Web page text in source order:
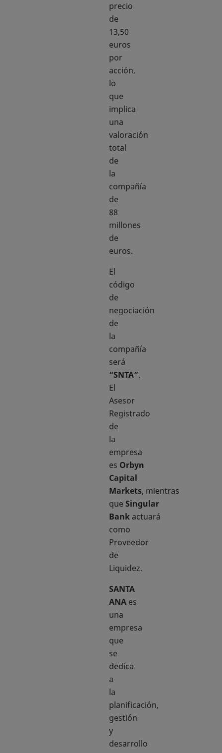
precio
de
13,50
euros
por
acción,
lo
que
implica
una
valoración
total
de
la
compañía
de
88
millones
de
euros.
El
código
de
negociación
de
la
compañía
será
“SNTA”.
El
Asesor
Registrado
de
la
empresa
es Orbyn
Capital
Markets, mientras
que Singular
Bankactuará
como
Proveedor
de
Liquidez.
SANTA
ANA es
una
empresa
que
se
dedica
a
la
planificación,
gestión
y
desarrollo